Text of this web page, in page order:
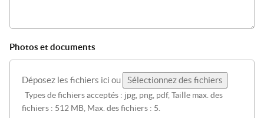
Photos et documents
Déposez les fichiers ici ou Sélectionnez des fichiers
Types de fichiers acceptés : jpg, png, pdf, Taille max. des
fichiers : 512 MB, Max. des fichiers : 5.